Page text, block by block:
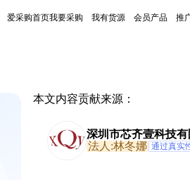
爱采购首页我要采购 我有货源 会员产品 推
本文内容贡献来源：
深圳市芯齐壹科技有
法人:林冬娜 通过真实